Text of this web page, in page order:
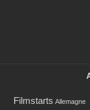
Filmstarts Allemagne